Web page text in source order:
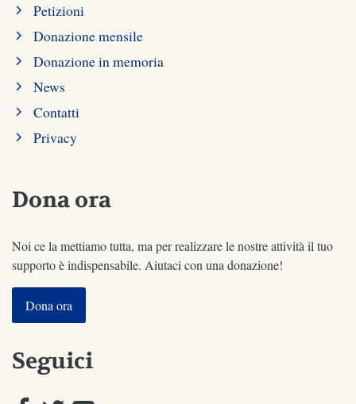
Petizioni
Donazione mensile
Donazione in memoria
News
Contatti
Privacy
Dona ora
Noi ce la mettiamo tutta, ma per realizzare le nostre attività il tuo
supporto è indispensabile. Aiutaci con una donazione!
Dona ora
Seguici